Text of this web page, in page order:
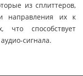
из сплиттеров,
направления их к
что способствует
сигнала.